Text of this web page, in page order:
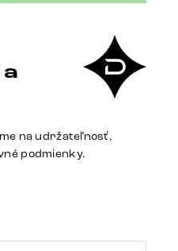
na udržateľnosť,
podmienky.